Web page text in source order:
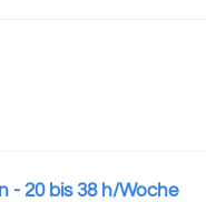
- 20 bis 38 h/Woche